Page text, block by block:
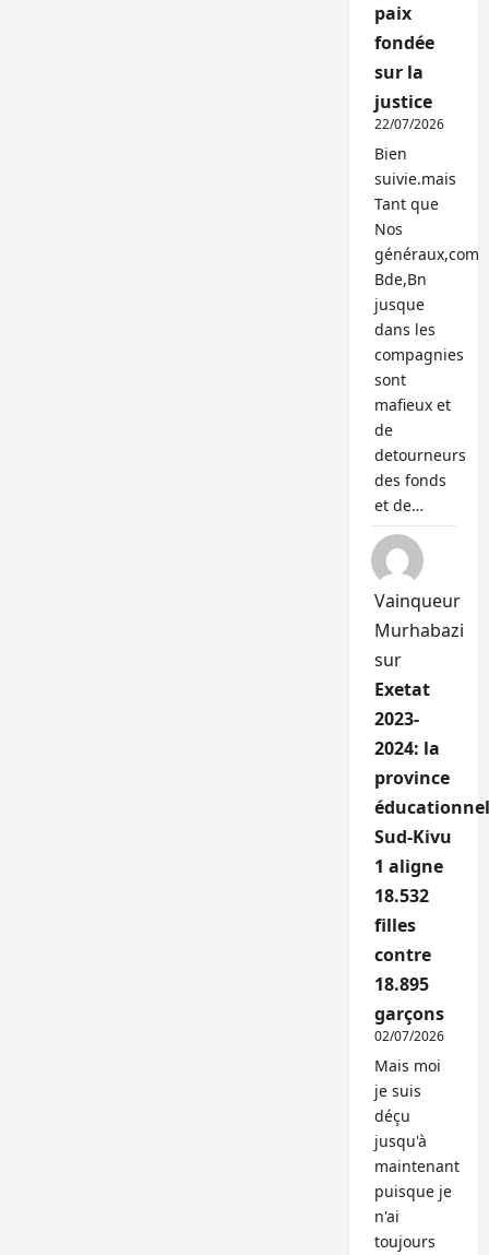
paix
fondée
sur la
justice
22/07/2026
Bien
suivie.mais
Tant que
Nos
généraux,com
Bde,Bn
jusque
dans les
compagnies
sont
mafieux et
de
detourneurs
des fonds
et de…
Vainqueur
Murhabazi
sur
Exetat
2023-
2024: la
province
Sud-Kivu
1 aligne
18.532
filles
contre
18.895
garçons
02/07/2026
Mais moi
je suis
déçu
jusqu'à
maintenant
puisque je
n'ai
toujours